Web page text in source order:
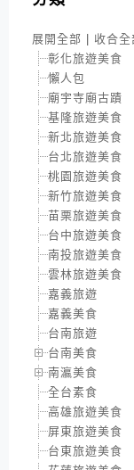
展開全部 | 收合全
彰化旅遊美食
懶人包
廟宇寺廟古蹟
基隆旅遊美食
新北旅遊美食
台北旅遊美食
桃園旅遊美食
新竹旅遊美食
苗栗旅遊美食
台中旅遊美食
南投旅遊美食
雲林旅遊美食
嘉義旅遊
嘉義美食
台南旅遊
台南美食
南瀛美食
全台素食
高雄旅遊美食
屏東旅遊美食
台東旅遊美食